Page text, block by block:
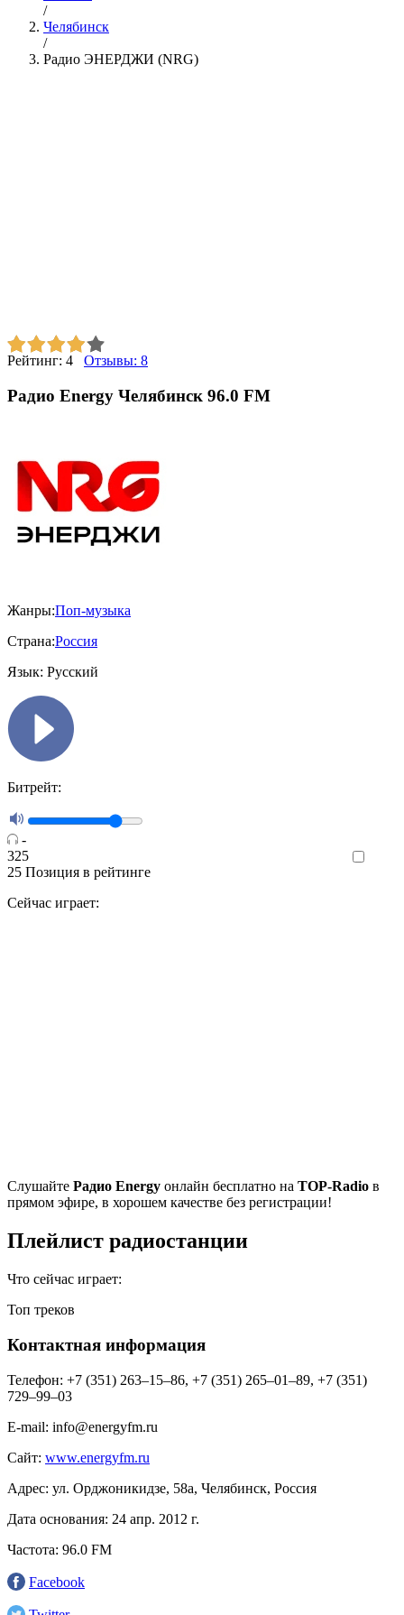
/
Челябинск
/
Радио ЭНЕРДЖИ (NRG)
Рейтинг: 4 Отзывы: 8
Радио Energy Челябинск 96.0 FM
Жанры:Поп-музыка
Страна:Россия
Язык: Русский
Битрейт:
-
325
25 Позиция в рейтинге
Сейчас играет:
Cлушайте Радио Energy онлайн бесплатно на TOP-Radio в
прямом эфире, в хорошем качестве без регистрации!
Плейлист радиостанции
Что сейчас играет:
Топ треков
Контактная информация
Телефон: +7 (351) 263–15–86, +7 (351) 265–01–89, +7 (351)
729–99–03
E-mail: info@energyfm.ru
Сайт: www.energyfm.ru
Адрес: ул. Орджоникидзе, 58а, Челябинск, Россия
Дата основания: 24 апр. 2012 г.
Частота: 96.0 FM
Facebook